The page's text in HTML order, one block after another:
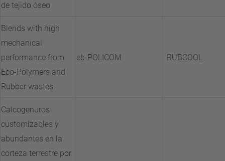
de tejido óseo
Blends with high
mechanical
performance from
Eco-Polymers and
Rubber wastes
eb-POLICOM RUBCOOL
Calcogenuros
customizables y
abundantes en la
corteza terrestre por